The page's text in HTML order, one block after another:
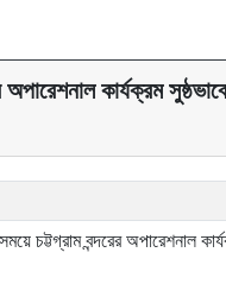
কার্যক্রম
বন্দরের অপারেশনাল